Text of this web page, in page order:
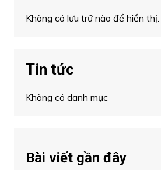
Không có lưu trữ nào để hiển thị.
Tin tức
Không có danh mục
Bài viết gần đây